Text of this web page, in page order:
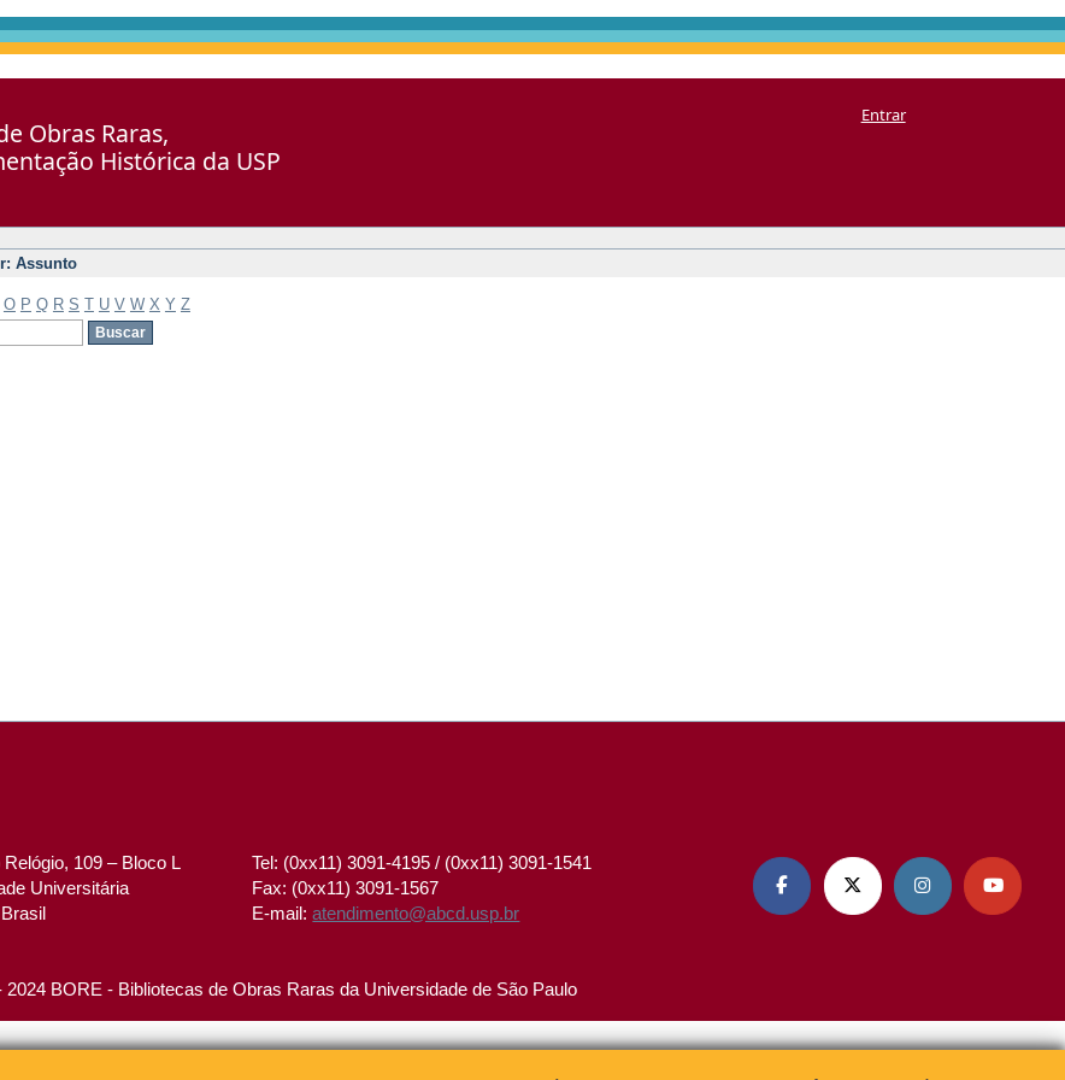
Obras Raras,
Histórica da USP
Entrar
Assunto
O P Q R S T U V W X Y Z
109 – Bloco L
Universitária
Tel: (0xx11) 3091-4195 / (0xx11) 3091-1541
Fax: (0xx11) 3091-1567
E-mail:atendimento@abcd.usp.br
   
2024 BORE - Bibliotecas de Obras Raras da Universidade de São Paulo